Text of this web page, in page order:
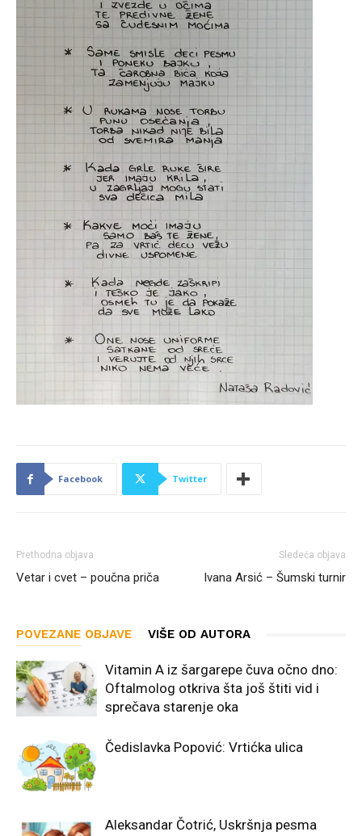
Facebook Twitter
Prethodna objava
Vetar i cvet – poučna priča
Sledeća objava
Ivana Arsić – Šumski turnir
POVEZANE OBJAVE VIŠE OD AUTORA
Vitamin A iz šargarepe čuva očno dno:
Oftalmolog otkriva šta još štiti vid i
sprečava starenje oka
Čedislavka Popović: Vrtićka ulica
Aleksandar Čotrić, Uskršnja pesma